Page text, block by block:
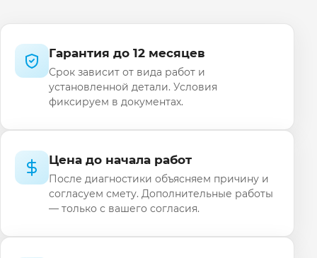
Гарантия до 12 месяцев
Срок зависит от вида работ и
установленной детали. Условия
фиксируем в документах.
Цена до начала работ
После диагностики объясняем причину и
согласуем смету. Дополнительные работы
— только с вашего согласия.